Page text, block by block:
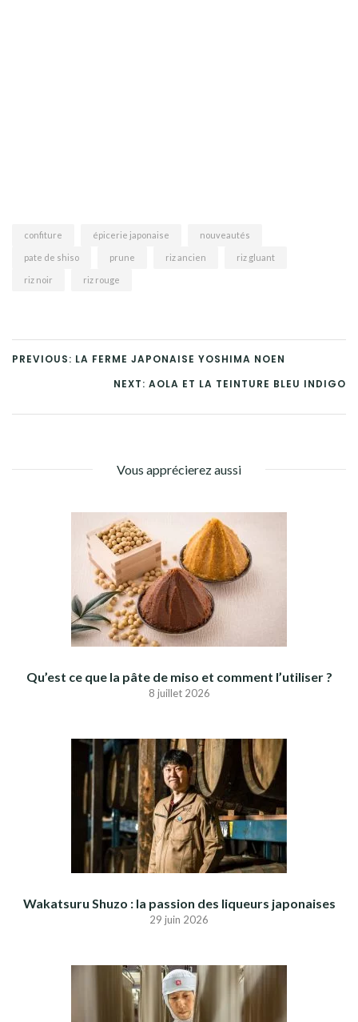
confiture épicerie japonaise nouveautés
pate de shiso prune riz ancien riz gluant
riz noir riz rouge
PREVIOUS: LA FERME JAPONAISE YOSHIMA NOEN
NEXT: AOLA ET LA TEINTURE BLEU INDIGO
Vous apprécierez aussi
Qu’est ce que la pâte de miso et comment l’utiliser ?
8 juillet 2026
Wakatsuru Shuzo : la passion des liqueurs japonaises
29 juin 2026